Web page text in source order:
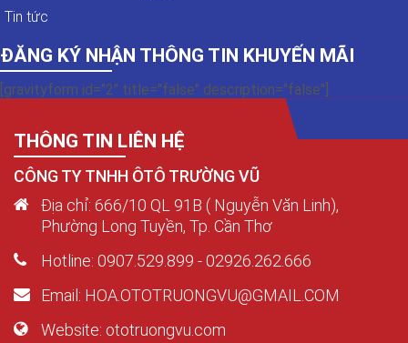
Tin tức
ĐĂNG KÝ NHẬN THÔNG TIN KHUYẾN MÃI
[gravityform id="2" title="false" description="false"]
THÔNG TIN LIÊN HỆ
CÔNG TY TNHH ÔTÔ TRƯỜNG VŨ
Địa chỉ: 666/10 QL 91B ( Nguyễn Văn Linh),
Phường Long Tuyền, Tp. Cần Thơ
Hotline: 0907.529.899 - 02926.262.666
Email: HOA.OTOTRUONGVU@GMAIL.COM
Website: ototruongvu.com